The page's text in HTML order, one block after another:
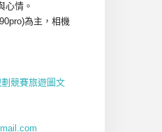
心情。
為主，相機
競賽旅遊圖文